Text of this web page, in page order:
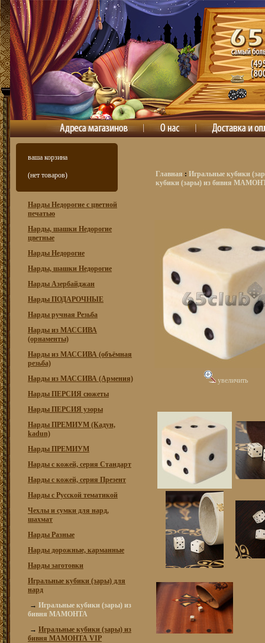
ваша корзина
(нет товаров)
Нарды Недорогие с цветной
печатью
Нарды, шашки Недорогие
цветные
Нарды Недорогие
Нарды, шашки Недорогие
Нарды Азербайджан
Нарды ПОДАРОЧНЫЕ
Нарды ручная Резьба
Нарды из МАССИВА
(орнаменты)
Нарды из МАССИВА (объёмная
резьба)
Нарды из МАССИВА (Армения)
Нарды ПЕРСИЯ сюжеты
Нарды ПЕРСИЯ узоры
Нарды ПРЕМИУМ (Кадун,
kadun)
Нарды ПРЕМИУМ
Нарды с кожей, серия Стандарт
Нарды с кожей, серия Презент
Нарды с Русской тематикой
Чехлы и сумки для нард,
шахмат
Нарды Разные
Нарды дорожные, карманные
Нарды заготовки
Игральные кубики (зары) для
нард
→ Игральные кубики (зары) из
бивня МАМОНТА
→ Игральные кубики (зары) из
бивня МАМОНТА VIP
Главная : Игральные кубики
кубики (зары) из бивня
увеличить